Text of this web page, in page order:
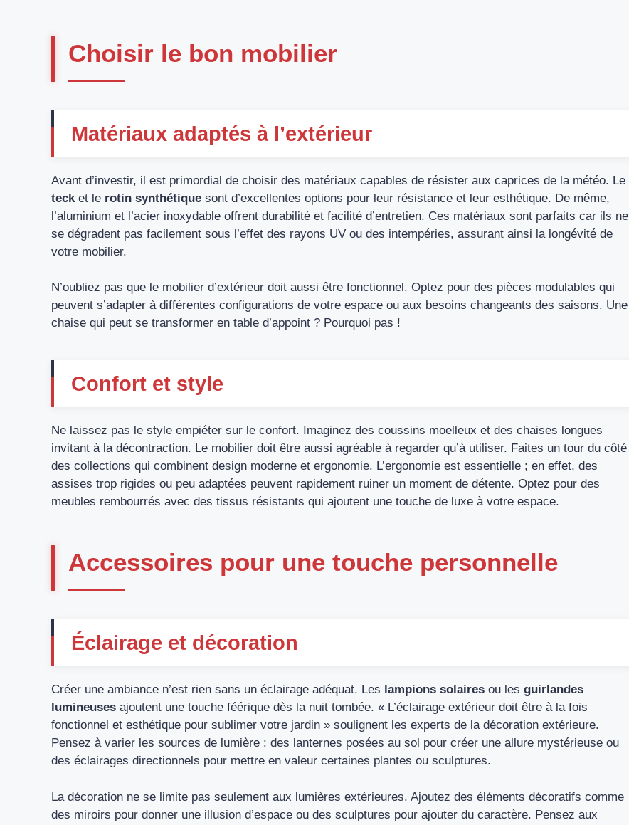
Choisir le bon mobilier
Matériaux adaptés à l’extérieur
Avant d’investir, il est primordial de choisir des matériaux capables de résister aux caprices de la météo. Le
tecket le rotin synthétique sont d’excellentes options pour leur résistance et leur esthétique. De même,
l’aluminium et l’acier inoxydable offrent durabilité et facilité d’entretien. Ces matériaux sont parfaits car ils ne
se dégradent pas facilement sous l’effet des rayons UV ou des intempéries, assurant ainsi la longévité de
votre mobilier.
N’oubliez pas que le mobilier d’extérieur doit aussi être fonctionnel. Optez pour des pièces modulables qui
peuvent s’adapter à différentes configurations de votre espace ou aux besoins changeants des saisons. Une
chaise qui peut se transformer en table d’appoint ? Pourquoi pas !
Confort et style
Ne laissez pas le style empiéter sur le confort. Imaginez des coussins moelleux et des chaises longues
invitant à la décontraction. Le mobilier doit être aussi agréable à regarder qu’à utiliser. Faites un tour du côté
des collections qui combinent design moderne et ergonomie. L’ergonomie est essentielle ; en effet, des
assises trop rigides ou peu adaptées peuvent rapidement ruiner un moment de détente. Optez pour des
meubles rembourrés avec des tissus résistants qui ajoutent une touche de luxe à votre espace.
Accessoires pour une touche personnelle
Éclairage et décoration
Créer une ambiance n’est rien sans un éclairage adéquat. Les lampions solaires ou les guirlandes
lumineuses ajoutent une touche féérique dès la nuit tombée. « L’éclairage extérieur doit être à la fois
fonctionnel et esthétique pour sublimer votre jardin » soulignent les experts de la décoration extérieure.
Pensez à varier les sources de lumière : des lanternes posées au sol pour créer une allure mystérieuse ou
des éclairages directionnels pour mettre en valeur certaines plantes ou sculptures.
La décoration ne se limite pas seulement aux lumières extérieures. Ajoutez des éléments décoratifs comme
des miroirs pour donner une illusion d’espace ou des sculptures pour ajouter du caractère. Pensez aux